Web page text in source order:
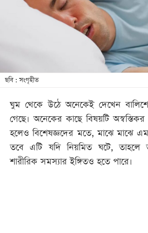
খেলা
শিক্ষা
সব
বিভাগ
ছবি
ছবি : সংগৃহীত
ঘুম থেকে উঠে অনেকেই দেখেন
গেছে। অনেকের কাছে বিষয়টি
হলেও বিশেষজ্ঞদের মতে, মাঝে মাঝে
তবে এটি যদি নিয়মিত ঘটে,
শারীরিক সমস্যার ইঙ্গিতও হতে পারে।